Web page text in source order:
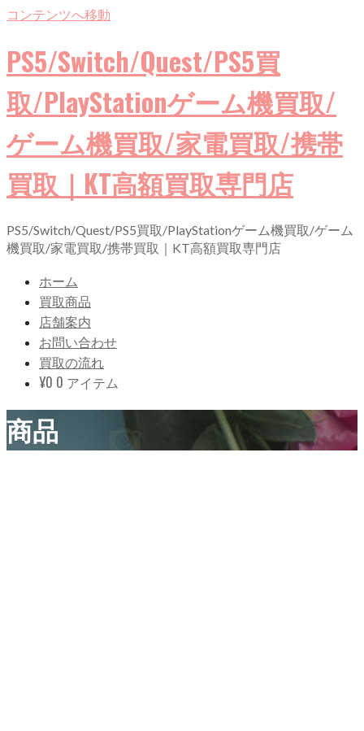
コンテンツへ移動
PS5/Switch/Quest/PS5買
取/PlayStationゲーム機買取/
ゲーム機買取/家電買取/携帯
買取｜KT高額買取専門店
PS5/Switch/Quest/PS5買取/PlayStationゲーム機買取/ゲーム
機買取/家電買取/携帯買取｜KT高額買取専門店
ホーム
買取商品
店舗案内
お問い合わせ
買取の流れ
¥0 0 アイテム
商品